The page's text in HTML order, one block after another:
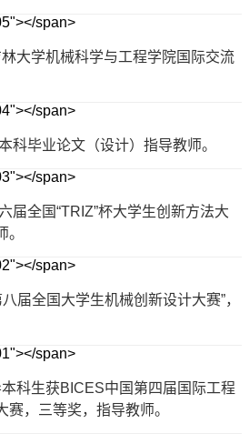
span>
大学机械科学与工程学院国际交流
span>
科毕业论文（设计）指导教师。
span>
届全国“TRIZ”杯大学生创新方法大
span>
届全国大学生机械创新设计大赛”，
span>
科生获BICES中国第四届国际工程
，三等奖，指导教师。